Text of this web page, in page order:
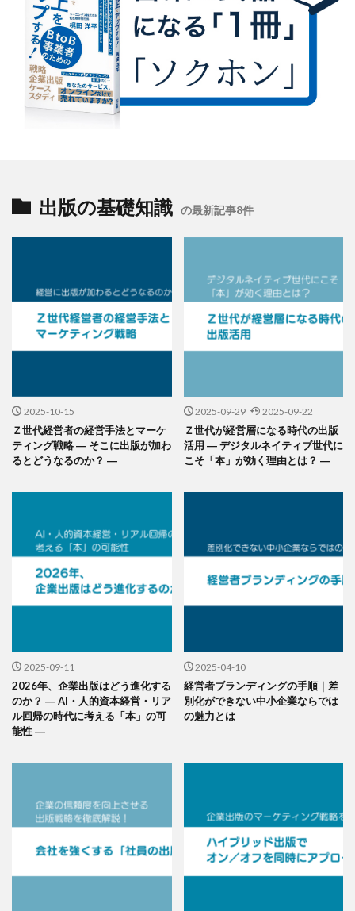
出版の基礎知識 の最新記事8件
2025-10-15
Ｚ世代経営者の経営手法とマーケ
ティング戦略 ― そこに出版が加わ
るとどうなるのか？ ―
2025-09-29 2025-09-22
Ｚ世代が経営層になる時代の出版
活用 ― デジタルネイティブ世代に
こそ「本」が効く理由とは？ ―
2025-09-11
2026年、企業出版はどう進化する
のか？ ― AI・人的資本経営・リア
ル回帰の時代に考える「本」の可
能性 ―
2025-04-10
経営者ブランディングの手順｜差
別化ができない中小企業ならでは
の魅力とは